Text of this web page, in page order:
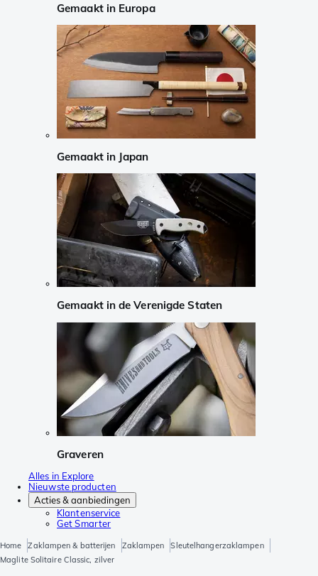
Gemaakt in Europa
Gemaakt in Japan
Gemaakt in de Verenigde Staten
Graveren
Alles in Explore
Nieuwste producten
Acties & aanbiedingen
Klantenservice
Get Smarter
Home Zaklampen & batterijen Zaklampen
Sleutelhangerzaklampen
Maglite Solitaire Classic, zilver